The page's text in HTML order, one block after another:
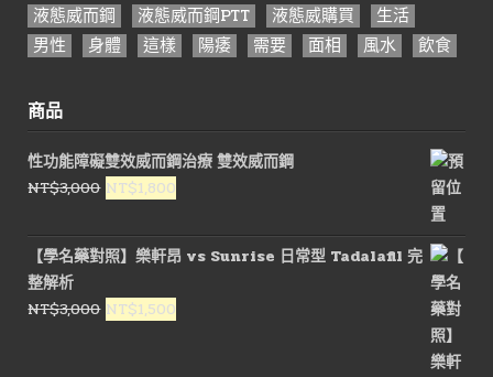
液態威而鋼
液態威而鋼PTT 液態威購買
生活
男性
身體 這樣 陽痿 需要 面相 風水 飲食
商品
性功能障礙雙效威而鋼治療 雙效威而鋼
NT$3,000 原
價
格：
NT$3,000。
NT$1,800
價
格：
NT$1,800。
【學名藥對照】樂軒昂 vs Sunrise 日常型 Tadalafil 完
整解析
NT$3,000 原
NT$1,500